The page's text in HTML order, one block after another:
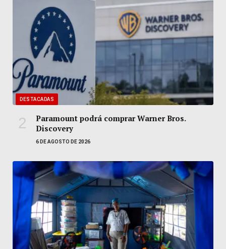
DESTACADAS
Paramount podrá comprar Warner Bros.
Discovery
6 DE AGOSTO DE 2026